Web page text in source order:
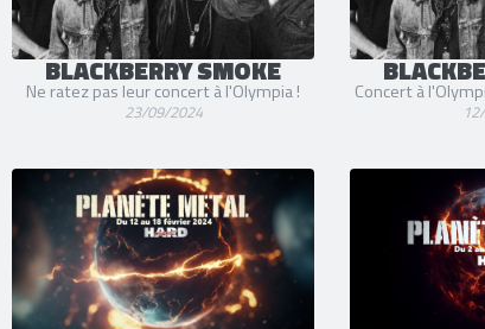
BLACKBERRY SMOKE
Ne ratez pas leur concert à l'Olympia !
23/09/2024
Concert à